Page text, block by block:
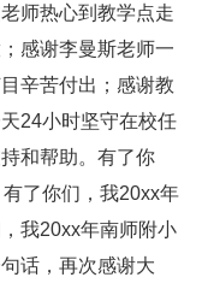
师热心到教学点走
感谢李曼斯老师一
辛苦付出；感谢教
24小时坚守在校任
和帮助。有了你
了你们，我20xx年
我20xx年南师附小
话，再次感谢大